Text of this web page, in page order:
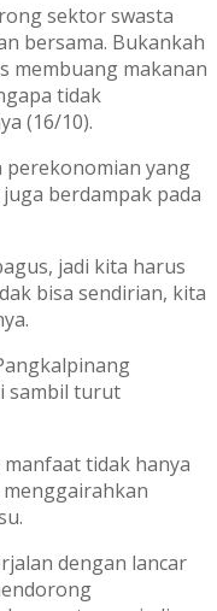
sektor swasta
bersama. Bukankah
membuang makanan
tidak
(16/10).
yang
berdampak pada
jadi kita harus
bisa sendirian, kita
sambil turut
tidak hanya
dengan lancar